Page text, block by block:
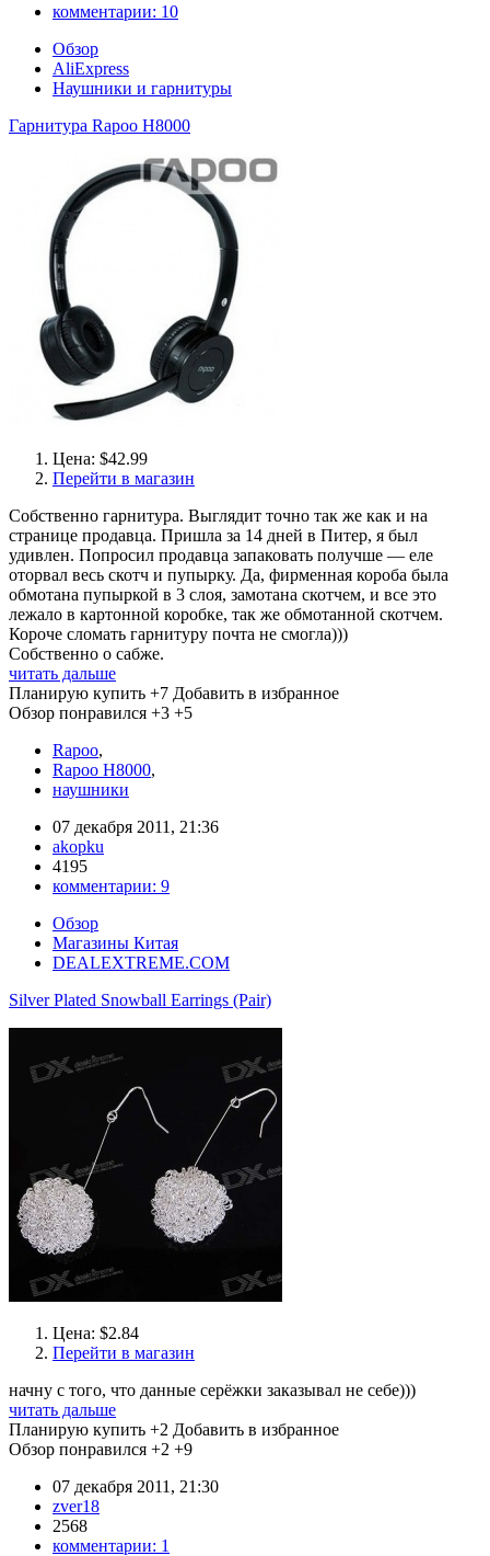
комментарии: 10
Обзор
AliExpress
Наушники и гарнитуры
Гарнитура Rapoo H8000
Цена: $42.99
Перейти в магазин
Собственно гарнитура. Выглядит точно так же как и на
странице продавца. Пришла за 14 дней в Питер, я был
удивлен. Попросил продавца запаковать получше — еле
оторвал весь скотч и пупырку. Да, фирменная короба была
обмотана пупыркой в 3 слоя, замотана скотчем, и все это
лежало в картонной коробке, так же обмотанной скотчем.
Короче сломать гарнитуру почта не смогла)))
Собственно о сабже.
читать дальше
Планирую купить +7 Добавить в избранное
Обзор понравился +3 +5
Rapoo,
Rapoo H8000,
наушники
07 декабря 2011, 21:36
akopku
4195
комментарии: 9
Обзор
Магазины Китая
DEALEXTREME.COM
Silver Plated Snowball Earrings (Pair)
Цена: $2.84
Перейти в магазин
начну с того, что данные серёжки заказывал не себе)))
читать дальше
Планирую купить +2 Добавить в избранное
Обзор понравился +2 +9
07 декабря 2011, 21:30
zver18
2568
комментарии: 1